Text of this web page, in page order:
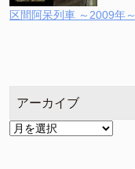
区間阿呆列車 ～2009年～
アーカイブ
ア